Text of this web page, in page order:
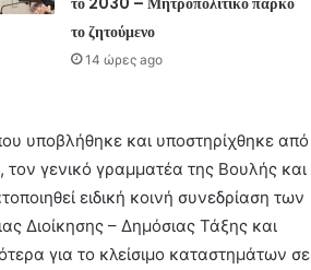
το ζητούμενο
14 ώρες ago
υποβλήθηκε και υποστηρίχθηκε από
γενικό γραμματέα της Βουλής και
ειδική κοινή συνεδρίαση των
Διοίκησης – Δημόσιας Τάξης και
για το κλείσιμο καταστημάτων σε